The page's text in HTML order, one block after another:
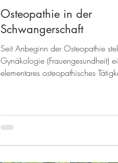
Osteopathie in der
Schwangerschaft
Seit Anbeginn der Osteopathie
Gynäkologie (Frauengesundheit)
elementares osteopathisches